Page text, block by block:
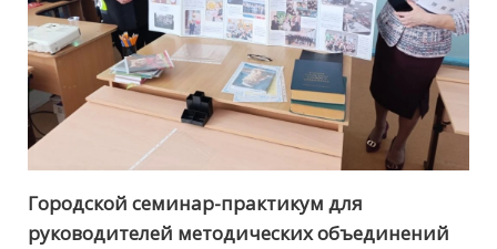
Городской семинар-практикум для
руководителей методических объединений